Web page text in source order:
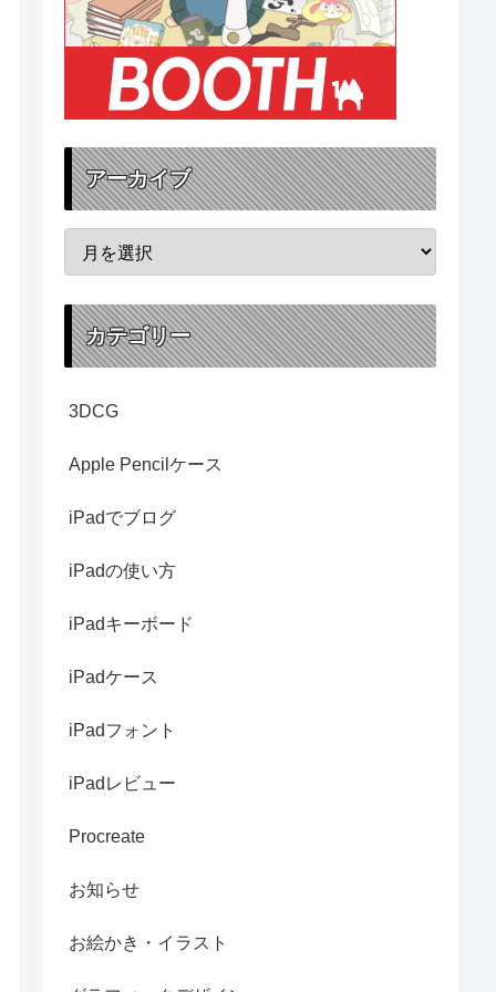
アーカイブ
カテゴリー
3DCG
Apple Pencilケース
iPadでブログ
iPadの使い方
iPadキーボード
iPadケース
iPadフォント
iPadレビュー
Procreate
お知らせ
お絵かき・イラスト